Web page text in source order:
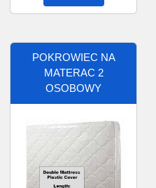
POKROWIEC NA
MATERAC 2
OSOBOWY